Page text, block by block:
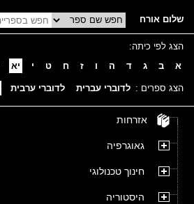
שלום אורח
הצג לפי כיתה:
א
ב ג ד ה ו ז ח ט י יא
הצג ספרים : לדוברי עברית לדוברי ערבית
אזרחות
גאוגרפיה
חינוך טכנולוגי
היסטוריה